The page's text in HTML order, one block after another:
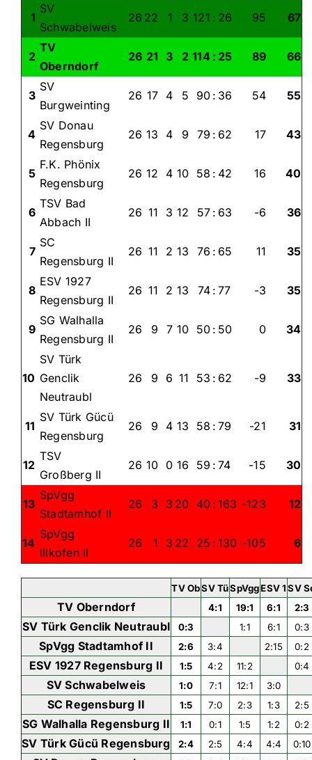
1
SV
Schwabelweis
26 22 1 3 121 : 26 95 67
2
TV
Oberndorf
26 21 3 2 114 : 25 89 66
3
SV
Burgweinting
26 17 4 5 90 : 36 54 55
4
SV Donau
Regensburg
26 13 4 9 79 : 62 17 43
5
F.K. Phönix
Regensburg
26 12 4 10 58 : 42 16 40
6
TSV Bad
Abbach II
26 11 3 12 57 : 63 -6 36
7
SC
Regensburg II
26 11 2 13 76 : 65 11 35
8
ESV 1927
Regensburg II
26 11 2 13 74 : 77 -3 35
9
SG Walhalla
Regensburg II
26 9 7 10 50 : 50 0 34
10
SV Türk
Genclik
Neutraubl
26 9 6 11 53 : 62 -9 33
11
SV Türk Gücü
Regensburg
26 9 4 13 58 : 79 -21 31
12
TSV
Großberg II
26 10 0 16 59 : 74 -15 30
13
SpVgg
Stadtamhof II
26 3 3 20 40 : 163 -123 12
14
SpVgg
Illkofen II
26 1 3 22 25 : 130 -105 6
TV ObSV TüSpVggESV 1 SV
TV Oberndorf 4:1 19:1 6:1 2:3
SV Türk Genclik Neutraubl 0:3 1:1 6:1 0:3
SpVgg Stadtamhof II 2:6 3:4 2:15 0:2
ESV 1927 Regensburg II 1:5 4:2 11:2 0:4
SV Schwabelweis 1:0 7:1 12:1 3:0
SC Regensburg II 1:5 7:0 2:3 1:3 2:5
SG Walhalla Regensburg II 1:1 0:1 1:5 1:2 0:2
SV Türk Gücü Regensburg 2:4 2:5 4:4 4:4 0:10